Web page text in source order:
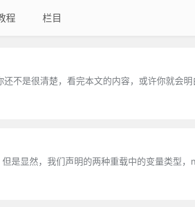
程 栏目
不是很清楚，看完本文的内容，或许你就会
是显然，我们声明的两种重载中的变量类型